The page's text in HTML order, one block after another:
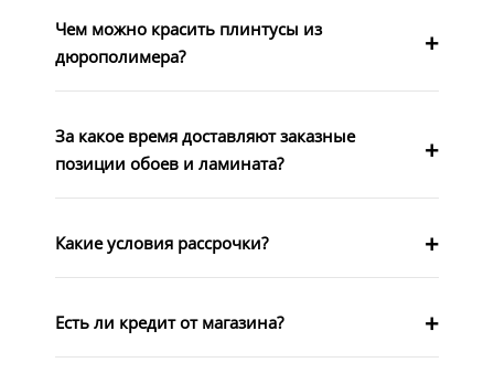
Чем можно красить плинтусы из
дюрополимера?
За какое время доставляют заказные
позиции обоев и ламината?
Какие условия рассрочки?
Есть ли кредит от магазина?